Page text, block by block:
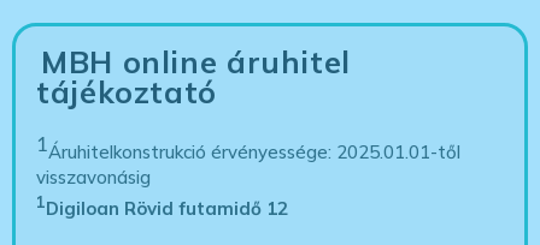
MBH online áruhitel
tájékoztató
1Áruhitelkonstrukció érvényessége: 2025.01.01-től
visszavonásig
1Digiloan Rövid futamidő 12